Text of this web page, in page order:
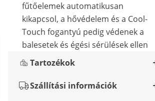
fűtőelemek automatikusan
kikapcsol, a hővédelem és a Cool-
Touch fogantyú pedig védenek a
balesetek és égési sérülések ellen
Tartozékok
Szállítási információk